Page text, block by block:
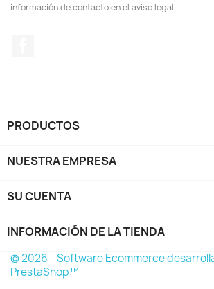
información de contacto en el aviso legal.
PRODUCTOS
NUESTRA EMPRESA
SU CUENTA
INFORMACIÓN DE LA TIENDA
© 2026 - Software Ecommerce
PrestaShop™